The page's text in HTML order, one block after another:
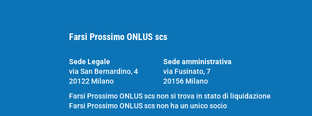
Farsi Prossimo ONLUS scs
Sede Legale
via San Bernardino, 4
20122 Milano
Sede amministrativa
via Fusinato, 7
20156 Milano
Farsi Prossimo ONLUS scs non si trova in stato di liquidazione
Farsi Prossimo ONLUS scs non ha un unico socio